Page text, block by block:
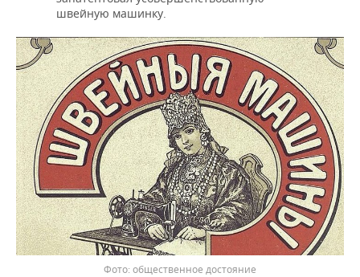
швейную машинку.
общественное достояние